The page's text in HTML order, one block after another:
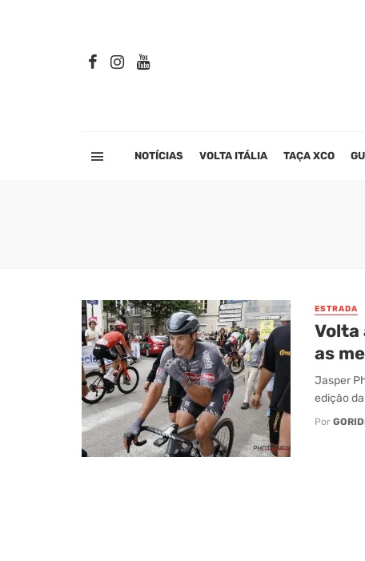
NOTÍCIAS VOLTA ITÁLIA TAÇA XCO
ESTRADA
Volta
as
Jasper
edição
Por